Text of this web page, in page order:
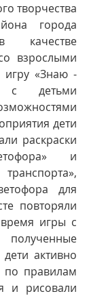
творчества
города
качестве
взрослыми
«Знаю -
с детьми
дети
раскраски
и
для
повторяли
игры с
активно
по правилам
и рисовали